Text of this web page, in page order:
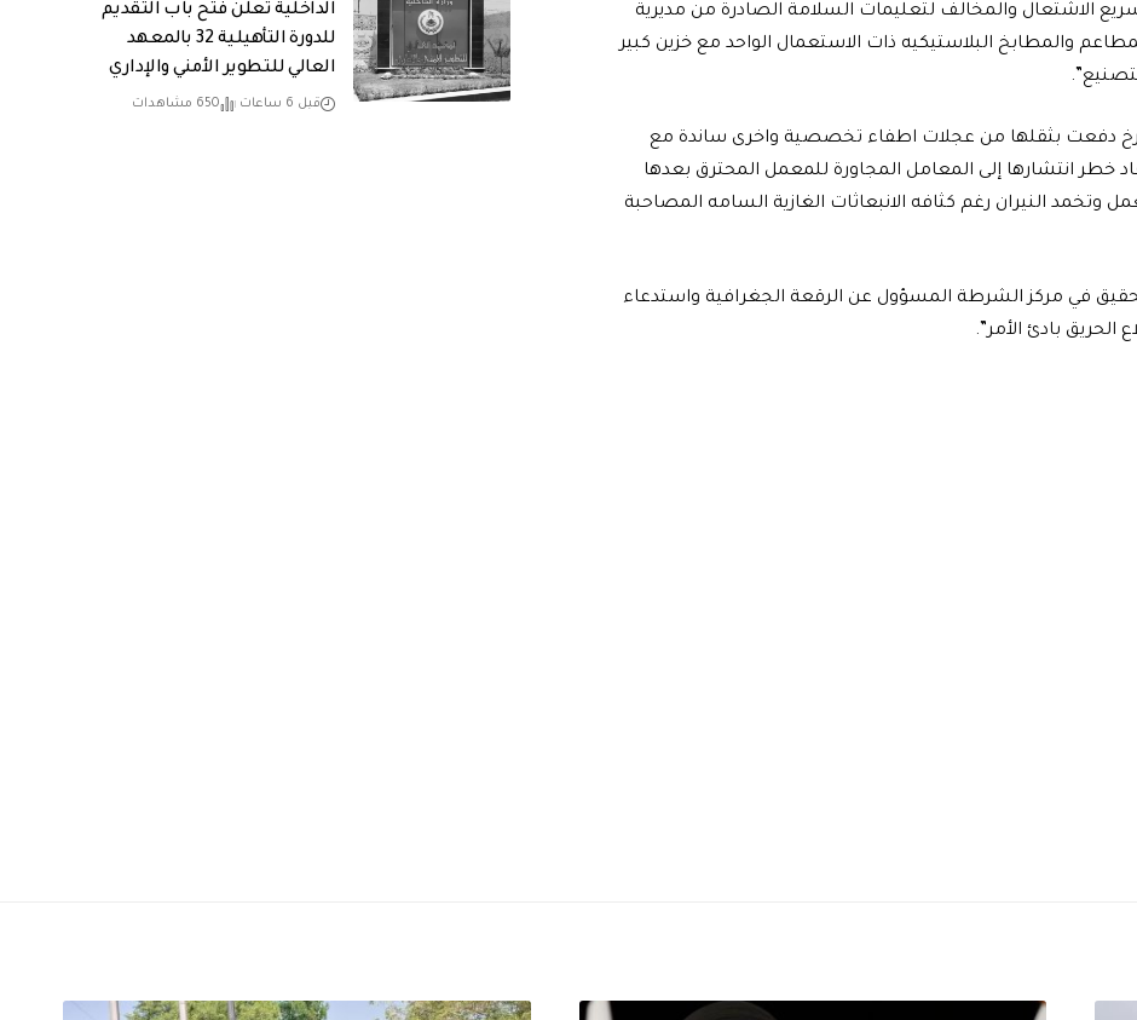
الاشتعال والمخالف لتعليمات السلامة الصادرة من مديرية
والمطابخ البلاستيكيه ذات الاستعمال الواحد مع خزين كبير
دفعت بثقلها من عجلات اطفاء تخصصية واخرى ساندة مع
خطر انتشارها إلى المعامل المجاورة للمعمل المحترق بعدها
النيران رغم كثافه الانبعاثات الغازية السامه المصاحبة
في مركز الشرطة المسؤول عن الرقعة الجغرافية واستدعاء
الحريق بادئ الأمر”.
الداخلية تعلن فتح باب التقديم
للدورة التأهيلية 32 بالمعهد
العالي للتطوير الأمني والإداري
قبل 6 ساعات 650 مشاهدات